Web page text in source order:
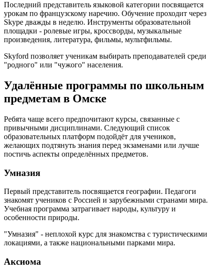
Последний представитель языковой категории посвящается
урокам по французскому наречию. Обучение проходит через
Skype дважды в неделю. Инструменты образовательной
площадки - ролевые игры, кроссворды, музыкальные
произведения, литература, фильмы, мультфильмы.
Skyford позволяет ученикам выбирать преподавателей среди
"родного" или "чужого" населения.
Удалённые программы по школьным
предметам в Омске
Ребята чаще всего предпочитают курсы, связанные с
привычными дисциплинами. Следующий список
образовательных платформ подойдёт для учеников,
желающих подтянуть знания перед экзаменами или лучше
постичь аспекты определённых предметов.
Умназия
Первый представитель посвящается географии. Педагоги
знакомят учеников с Россией и зарубежными странами мира.
Учебная программа затрагивает народы, культуру и
особенности природы.
"Умназия" - неплохой курс для знакомства с туристическими
локациями, а также национальными парками мира.
Аксиома